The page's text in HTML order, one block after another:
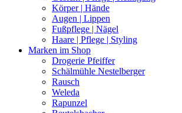
Körper | Hände
Augen | Lippen
Fußpflege | Nägel
Haare | Pflege | Styling
Marken im Shop
Drogerie Pfeiffer
Schälmühle Nestelberger
Rausch
Weleda
Rapunzel